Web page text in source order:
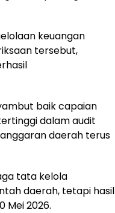
keuangan
tersebut,
baik capaian
dalam audit
daerah terus
tata kelola
daerah, tetapi hasil
Mei 2026.